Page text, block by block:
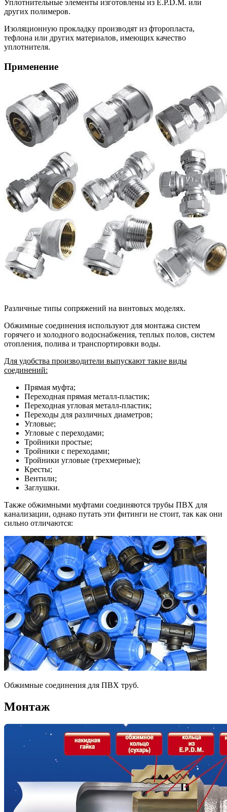
Уплотнительные элементы изготовлены из E.P.D.M. или
других полимеров.
Изоляционную прокладку производят из фторопласта,
тефлона или других материалов, имеющих качество
уплотнителя.
Применение
Различные типы сопряжений на винтовых моделях.
Обжимные соединения используют для монтажа систем
горячего и холодного водоснабжения, теплых полов, систем
отопления, полива и транспортировки воды.
Для удобства производители выпускают такие виды
соединений:
Прямая муфта;
Переходная прямая металл-пластик;
Переходная угловая металл-пластик;
Переходы для различных диаметров;
Угловые;
Угловые с переходами;
Тройники простые;
Тройники с переходами;
Тройники угловые (трехмерные);
Кресты;
Вентили;
Заглушки.
Также обжимными муфтами соединяются трубы ПВХ для
канализации, однако путать эти фитинги не стоит, так как они
сильно отличаются:
Обжимные соединения для ПВХ труб.
Монтаж